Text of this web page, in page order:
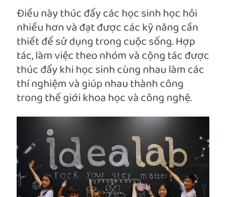
Điều này thúc đẩy các học sinh học hỏi
nhiều hơn và đạt được các kỹ năng cần
thiết để sử dụng trong cuộc sống. Hợp
tác, làm việc theo nhóm và cộng tác được
thúc đẩy khi học sinh cùng nhau làm các
thí nghiệm và giúp nhau thành công
trong thế giới khoa học và công nghệ.